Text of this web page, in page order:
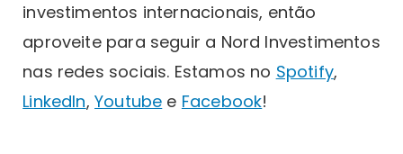
investimentos internacionais, então
aproveite para seguir a Nord Investimentos
nas redes sociais. Estamos no Spotify,
LinkedIn,Youtube e Facebook!